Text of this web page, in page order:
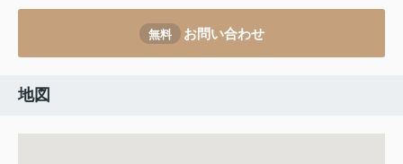
無料 お問い合わせ
地図